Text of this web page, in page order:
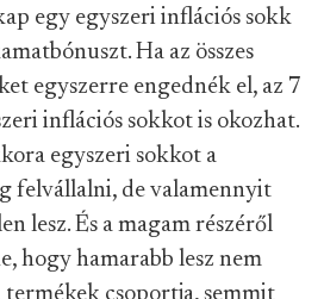
egy egyszeri inflációs sokk
Ha az összes
egyszerre engednék el, az 7
inflációs sokkot is okozhat.
egyszeri sokkot a
felvállalni, de valamennyit
lesz. És a magam részéről
hogy hamarabb lesz nem
termékek csoportja, semmit